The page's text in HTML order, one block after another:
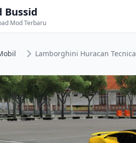
Bussid
Mod Terbaru
Lamborghini Huracan Tecnica